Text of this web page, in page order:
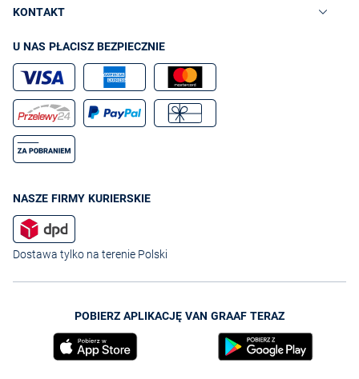
KONTAKT
U NAS PŁACISZ BEZPIECZNIE
NASZE FIRMY KURIERSKIE
Dostawa tylko na terenie Polski
POBIERZ APLIKACJĘ VAN GRAAF TERAZ